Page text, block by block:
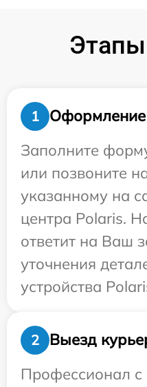
1
Оформление
Заполните
или позвоните
указанному на
центра Polaris.
ответит на Ваш
уточнения
устройства
2
Выезд
Профессионал с